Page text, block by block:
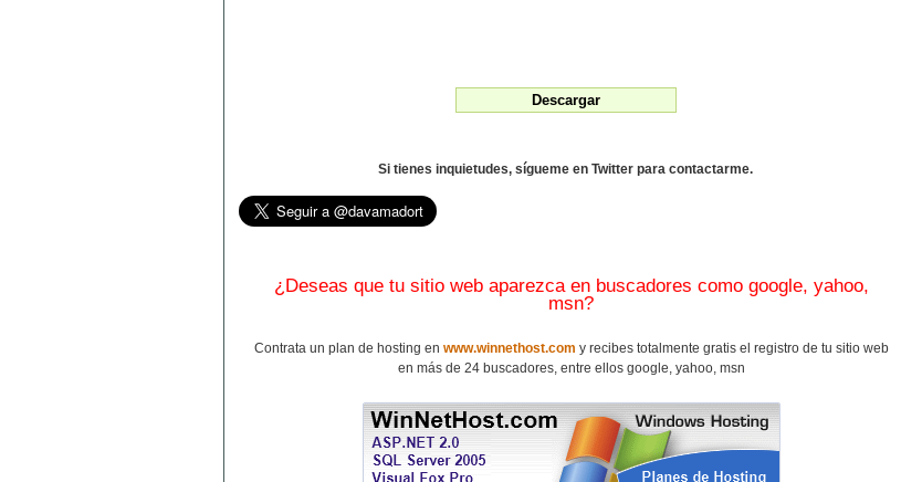
Si tienes inquietudes, sígueme en Twitter para contactarme.
¿Deseas que tu sitio web aparezca en buscadores como google, yahoo,
msn?
Contrata un plan de hosting en www.winnethost.com y recibes totalmente gratis el registro de tu sitio web
en más de 24 buscadores, entre ellos google, yahoo, msn